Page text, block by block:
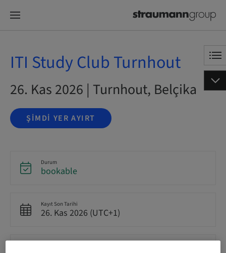
ITI Study Club Turnhout
26. Kas 2026 | Turnhout, Belçika
ŞIMDI YER AYIRT
Durum
bookable
Kayıt Son Tarihi
26. Kas 2026 (UTC+1)